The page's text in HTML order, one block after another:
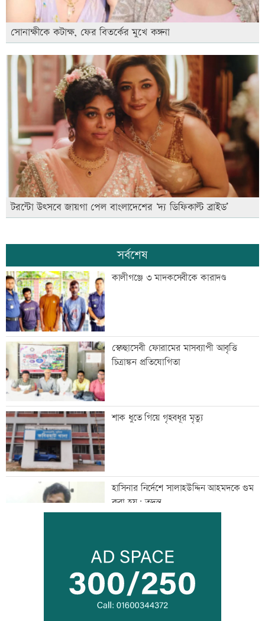
সোনাক্ষীকে কটাক্ষ, ফের বিতর্কের মুখে কঙ্গনা
টরন্টো উৎসবে জায়গা পেল বাংলাদেশের ‘দ্য ডিফিকাল্ট ব্রাইড’
সর্বশেষ
কালীগঞ্জে ৩ মাদকসেবীকে কারাদণ্ড
স্বেচ্ছাসেবী ফোরামের মাসব্যাপী আবৃত্তি
চিত্রাঙ্কন প্রতিযোগিতা
শাক ধুতে গিয়ে গৃহবধূর মৃত্যু
হাসিনার নির্দেশে সালাহউদ্দিন আহমদকে গুম
করা হয়: তদন্ত
তরুণদের নেতৃত্বেই প্রযুক্তিনির্ভর উন্নয়ন হবে:
তথ্যপ্রযুক্তিমন্ত্রী